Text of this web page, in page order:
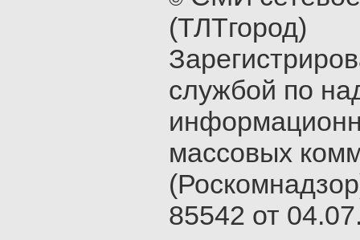
(ТЛТгород)
службой по
массовых
85542 от